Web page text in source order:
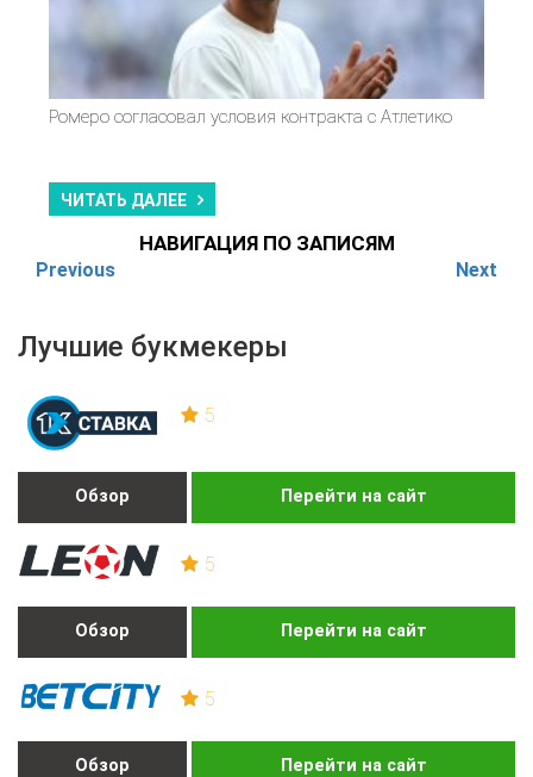
Лучшие букмекеры
5
Обзор Перейти на сайт
5
Обзор Перейти на сайт
5
Обзор Перейти на сайт
Ромеро согласовал условия контракта с Атлетико
ЧИТАТЬ ДАЛЕЕ
НАВИГАЦИЯ ПО ЗАПИСЯМ
Previous Next